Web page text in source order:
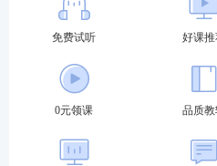
“好书”
资料
必考60题，全阶段覆
“好题”
6套专项试卷
纸质版《章节真题汇
免费试听 好课推
0元领课 品质教